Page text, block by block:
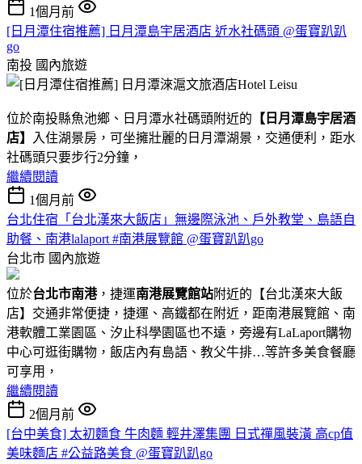
1個月前
[日月潭住宿推薦] 日月潭島宇居酒店 近水社碼頭 @蛋寶趴趴
go
南投 國內旅遊
位於南投縣魚池鄉、日月潭水社碼頭附近的 【日月潭島宇居酒
店】
入住湖景房，可坐擁壯麗的日月潭湖景，交通便利，距水
社碼頭只要步行2分鐘，
繼續閱讀
1個月前
台北住宿「台北漢來大飯店」無邊際泳池、戶外教堂、島語自
助餐、南港lalaport #南港展覽館 @蛋寶趴趴go
台北市 國內旅遊
位於台北市南港，捷運南港展覽館站附近的【台北漢來大飯
店】交通非常便捷，捷運、高鐵都在附近，距南港展覽館、南
港軟體工業園區、汐止科學園區也不遠，旁邊有LaLaport購物
中心可逛街購物，飯店內有島語、教父牛排…等許多美食餐廳
可享用，
繼續閱讀
2個月前
[台中美食] 太初麵食 牛肉麵 輕井澤集團 日式禪風裝潢 高cp值
美味麵店 #公益路美食 @蛋寶趴趴go